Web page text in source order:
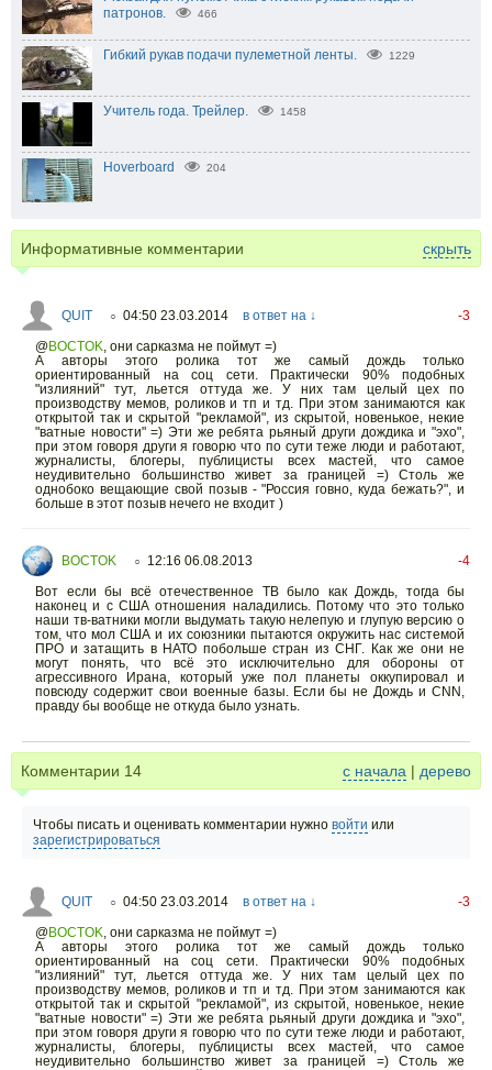
патронов.
466
Гибкий рукав подачи пулеметной ленты. 1229
Учитель года. Трейлер. 1458
Hoverboard 204
Информативные комментарии скрыть
QUIT ○ 04:50 23.03.2014 в ответ на ↓
-3
@BOCTOK, они сарказма не поймут =)
А авторы этого ролика тот же самый дождь только
ориентированный на соц сети. Практически 90% подобных
"излияний" тут, льется оттуда же. У них там целый цех по
производству мемов, роликов и тп и тд. При этом занимаются как
открытой так и скрытой "рекламой", из скрытой, новенькое, некие
"ватные новости" =) Эти же ребята рьяный други дождика и "эхо",
при этом говоря други я говорю что по сути теже люди и работают,
журналисты, блогеры, публицисты всех мастей, что самое
неудивительно большинство живет за границей =) Столь же
однобоко вещающие свой позыв - "Россия говно, куда бежать?", и
больше в этот позыв нечего не входит )
BOCTOK ○ 12:16 06.08.2013
-4
Вот если бы всё отечественное ТВ было как Дождь, тогда бы
наконец и с США отношения наладились. Потому что это только
наши тв-ватники могли выдумать такую нелепую и глупую версию о
том, что мол США и их союзники пытаются окружить нас системой
ПРО и затащить в НАТО побольше стран из СНГ. Как же они не
могут понять, что всё это исключительно для обороны от
агрессивного Ирана, который уже пол планеты оккупировал и
повсюду содержит свои военные базы. Если бы не Дождь и CNN,
правду бы вообще не откуда было узнать.
Комментарии 14 с начала | дерево
Чтобы писать и оценивать комментарии нужно войти или
зарегистрироваться
QUIT ○ 04:50 23.03.2014 в ответ на ↓
-3
@BOCTOK, они сарказма не поймут =)
А авторы этого ролика тот же самый дождь только
ориентированный на соц сети. Практически 90% подобных
"излияний" тут, льется оттуда же. У них там целый цех по
производству мемов, роликов и тп и тд. При этом занимаются как
открытой так и скрытой "рекламой", из скрытой, новенькое, некие
"ватные новости" =) Эти же ребята рьяный други дождика и "эхо",
при этом говоря други я говорю что по сути теже люди и работают,
журналисты, блогеры, публицисты всех мастей, что самое
неудивительно большинство живет за границей =) Столь же